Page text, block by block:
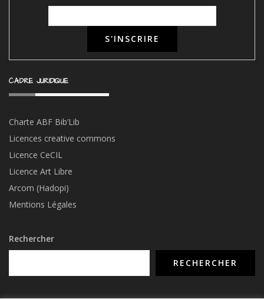
CADRE JURIDIQUE
Charte ABF Bib’Lib
Licences creative commons
Licence CeCIL
Licence Art Libre
Arcom (Hadopi)
Mentions Légales
Rechercher
RECHERCHER